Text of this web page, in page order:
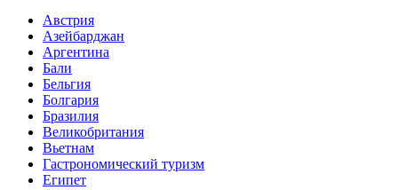
Австрия
Азейбарджан
Аргентина
Бали
Бельгия
Болгария
Бразилия
Великобритания
Вьетнам
Гастрономический туризм
Египет